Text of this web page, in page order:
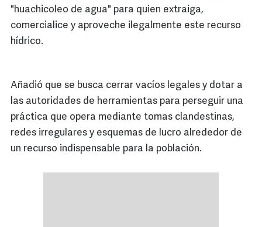
"huachicoleo de agua" para quien extraiga,
comercialice y aproveche ilegalmente este recurso
hídrico.
Añadió que se busca cerrar vacíos legales y dotar a
las autoridades de herramientas para perseguir una
práctica que opera mediante tomas clandestinas,
redes irregulares y esquemas de lucro alrededor de
un recurso indispensable para la población.